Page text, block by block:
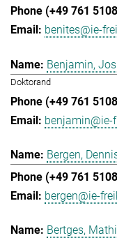
benites@ie-
Benjamin,
Doktorand
benjamin@ie-
Bergen,
bergen@ie-
Bertges,